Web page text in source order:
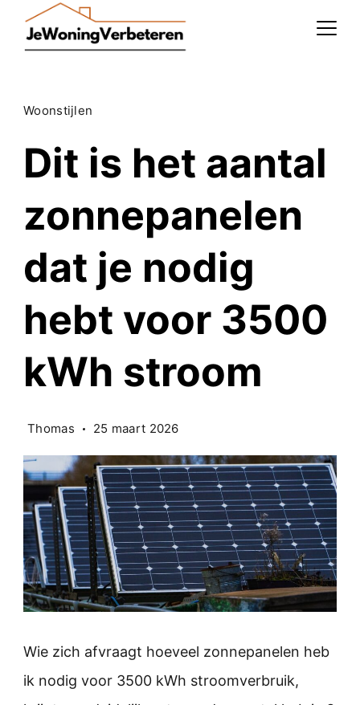
Woonstijlen
Dit is het aantal
zonnepanelen
dat je nodig
hebt voor 3500
kWh stroom
Thomas 25 maart 2026
Wie zich afvraagt hoeveel zonnepanelen heb
ik nodig voor 3500 kWh stroomverbruik,